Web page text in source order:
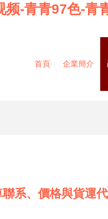
-青青97色-青
首頁 企業簡介
系、價格與貨運